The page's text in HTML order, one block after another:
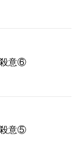
意⑥
意⑤